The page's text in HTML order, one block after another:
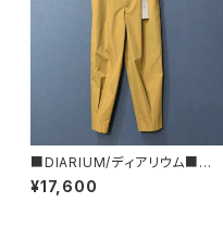
■DIARIUM/ディアリウム■ス
パンツイル・グルカパンツ■
¥17,600